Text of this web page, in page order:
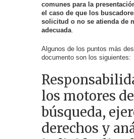
comunes para la
el caso de que los
solicitud o no se atienda de
adecuada.
Algunos de los puntos más
documento son los siguientes:
los motores de
búsqueda,
derechos y